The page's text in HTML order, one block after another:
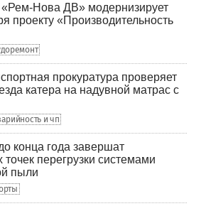
«Рем-Нова ДВ» модернизирует
проекту «Производительность
прокуратура проверяет
катера на надувной матрас с
и чп
конца года завершат
перегрузки системами
пыли